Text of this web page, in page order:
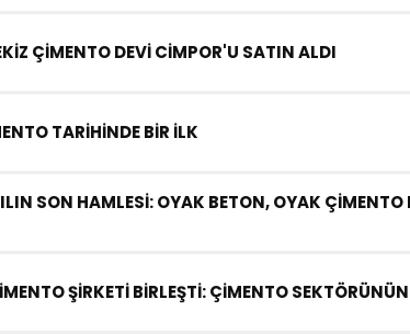
ÇİMENTO DEVİ CİMPOR'U SATIN ALDI
TARİHİNDE BİR İLK
SON HAMLESİ: OYAK BETON, OYAK ÇİMENTO
ŞİRKETİ BİRLEŞTİ: ÇİMENTO